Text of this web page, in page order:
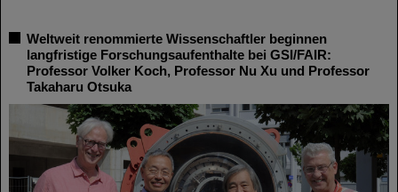
Weltweit renommierte Wissenschaftler beginnen
langfristige Forschungsaufenthalte bei GSI/FAIR:
Professor Volker Koch, Professor Nu Xu und Professor
Takaharu Otsuka